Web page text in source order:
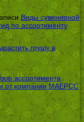
Виды сувенирной
по ассортименту
грушу в
ассортимента
от компании МАЕРСС